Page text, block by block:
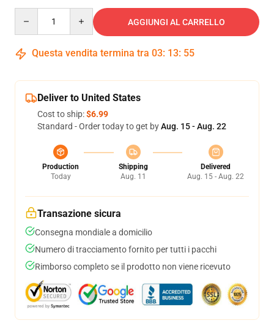
AGGIUNGI AL CARRELLO
Questa vendita termina tra 03: 13: 54
Deliver to United States
Cost to ship:$6.99
Standard - Order today to get byAug. 15 - Aug. 22
Production
Today
Shipping
Aug. 11
Delivered
Aug. 15 - Aug. 22
Transazione sicura
Consegna mondiale a domicilio
Numero di tracciamento fornito per tutti i pacchi
Rimborso completo se il prodotto non viene ricevuto